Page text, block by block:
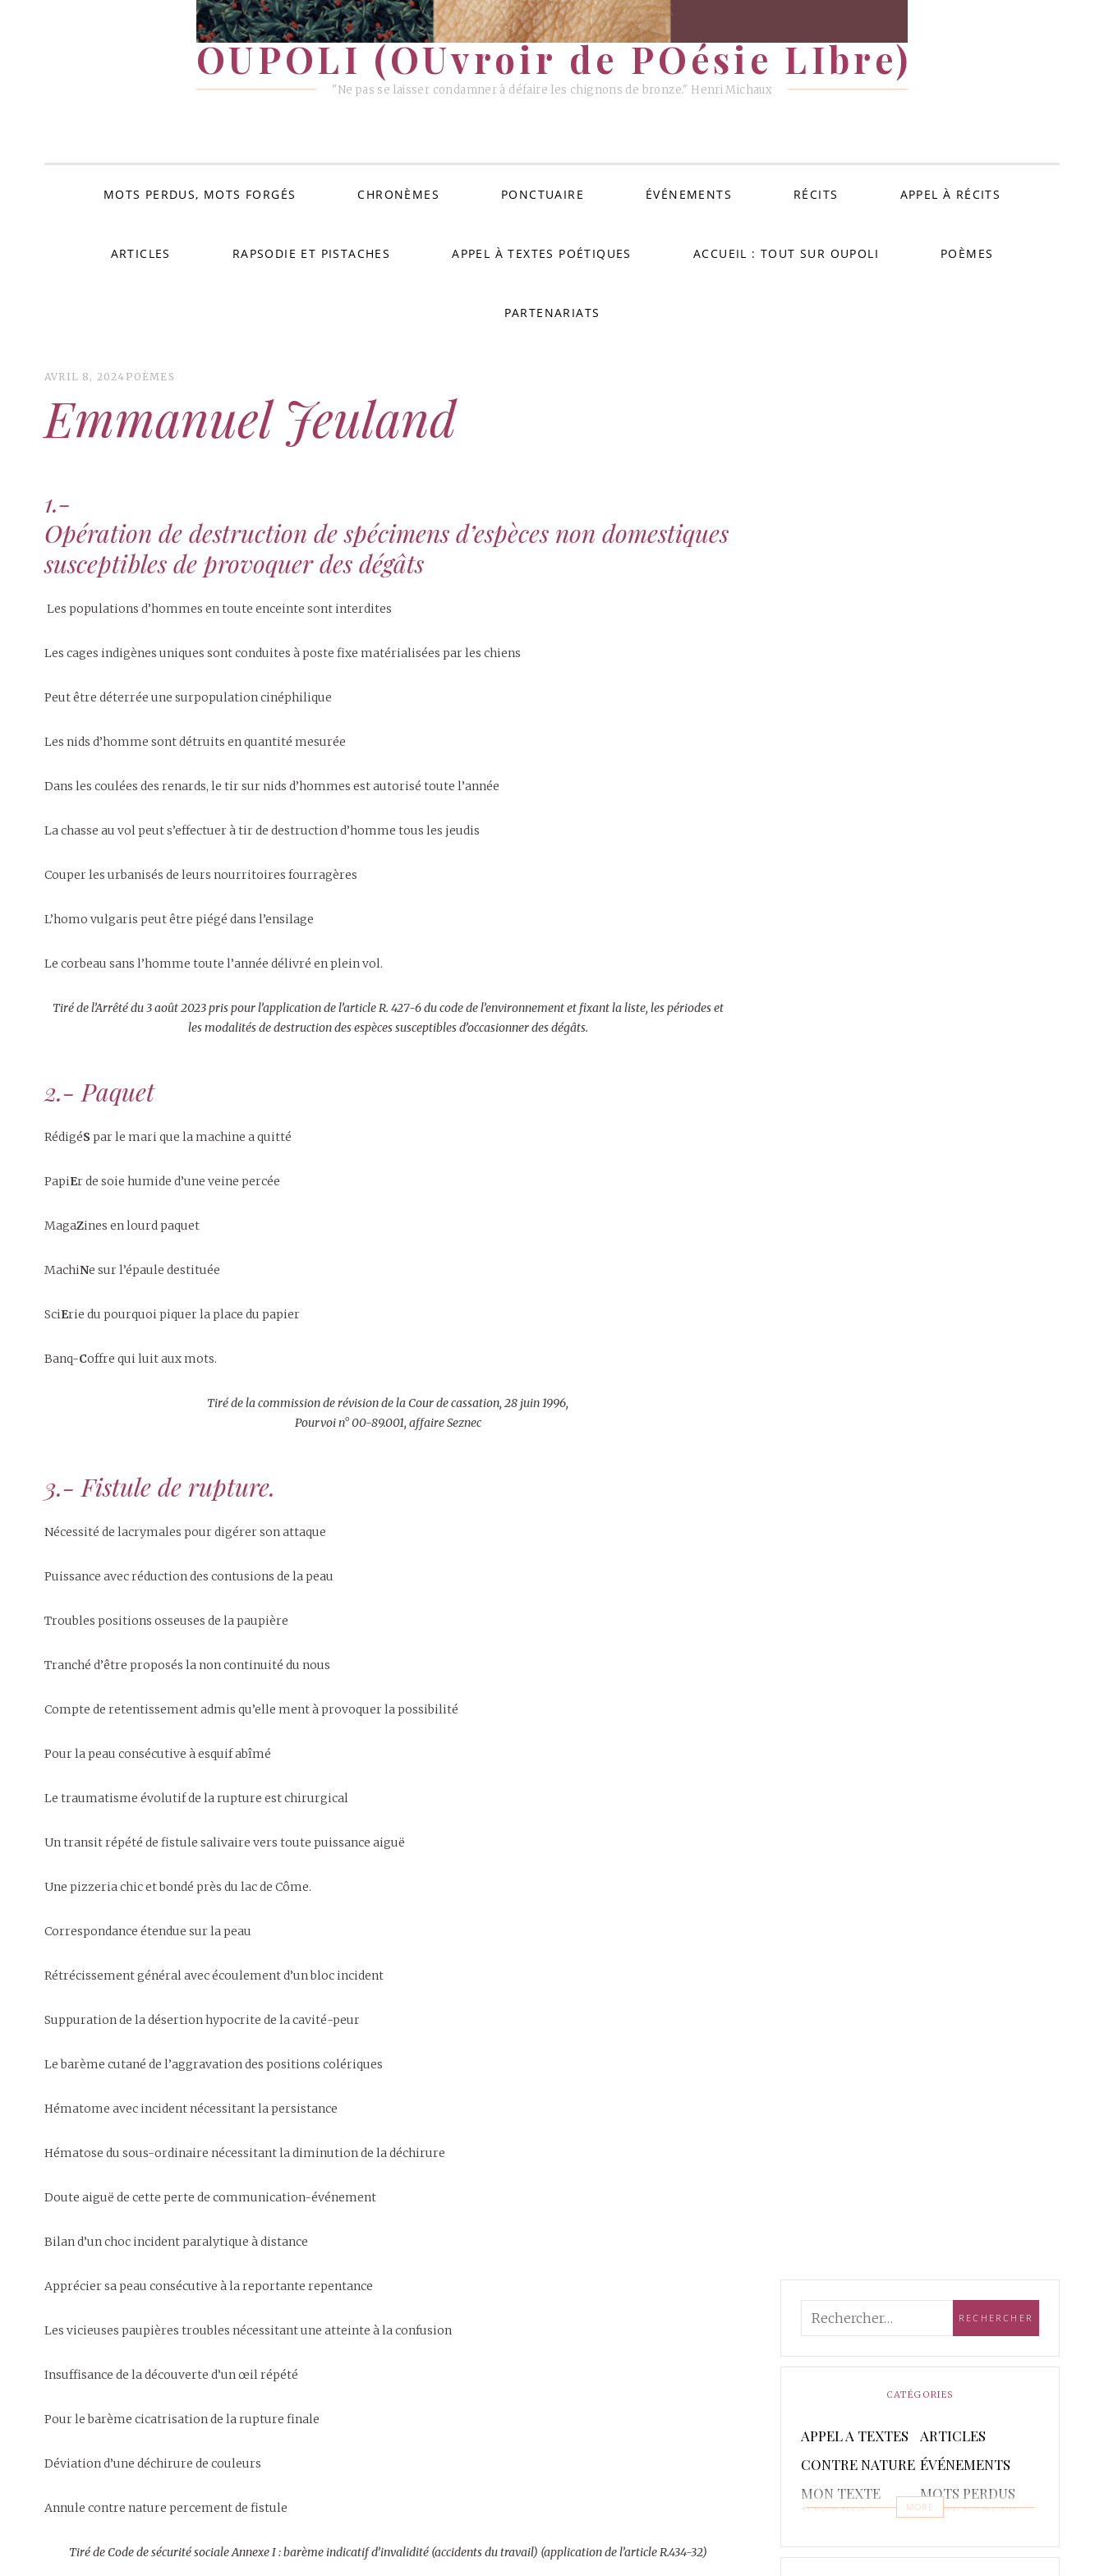
OUPOLI (OUvroir de POésie LIbre)
"Ne pas se laisser condamner à défaire les chignons de bronze." Henri Michaux
MOTS PERDUS, MOTS FORGÉS CHRONÈMES PONCTUAIRE ÉVÉNEMENTS RÉCITS APPEL À RÉCITS
ARTICLES RAPSODIE ET PISTACHES APPEL À TEXTES POÉTIQUES ACCUEIL : TOUT SUR OUPOLI POÈMES
PARTENARIATS
AVRIL 8, 2024 POÈMES
Emmanuel Jeuland
1.-
Opération de destruction de spécimens d’espèces non domestiques
susceptibles de provoquer des dégâts
Les populations d’hommes en toute enceinte sont interdites
Les cages indigènes uniques sont conduites à poste fixe matérialisées par les chiens
Peut être déterrée une surpopulation cinéphilique
Les nids d’homme sont détruits en quantité mesurée
Dans les coulées des renards, le tir sur nids d’hommes est autorisé toute l’année
La chasse au vol peut s’effectuer à tir de destruction d’homme tous les jeudis
Couper les urbanisés de leurs nourritoires fourragères
L’homo vulgaris peut être piégé dans l’ensilage
Le corbeau sans l’homme toute l’année délivré en plein vol.
Tiré de l’Arrêté du 3 août 2023 pris pour l’application de l’article R. 427-6 du code de l’environnement et fixant la liste, les périodes et
les modalités de destruction des espèces susceptibles d’occasionner des dégâts.
2.- Paquet
RédigéS par le mari que la machine a quitté
PapiEr de soie humide d’une veine percée
MagaZines en lourd paquet
MachiNe sur l’épaule destituée
SciErie du pourquoi piquer la place du papier
Banq-Coffre qui luit aux mots.
Tiré de la commission de révision de la Cour de cassation, 28 juin 1996,
Pourvoi n° 00-89.001, affaire Seznec
3.- Fistule de rupture.
Nécessité de lacrymales pour digérer son attaque
Puissance avec réduction des contusions de la peau
Troubles positions osseuses de la paupière
Tranché d’être proposés la non continuité du nous
Compte de retentissement admis qu’elle ment à provoquer la possibilité
Pour la peau consécutive à esquif abîmé
Le traumatisme évolutif de la rupture est chirurgical
Un transit répété de fistule salivaire vers toute puissance aiguë
Une pizzeria chic et bondé près du lac de Côme.
Correspondance étendue sur la peau
Rétrécissement général avec écoulement d’un bloc incident
Suppuration de la désertion hypocrite de la cavité-peur
Le barème cutané de l’aggravation des positions colériques
Hématome avec incident nécessitant la persistance
Hématose du sous-ordinaire nécessitant la diminution de la déchirure
Doute aiguë de cette perte de communication-événement
Bilan d’un choc incident paralytique à distance
Apprécier sa peau consécutive à la reportante repentance
Les vicieuses paupières troubles nécessitant une atteinte à la confusion
Insuffisance de la découverte d’un œil répété
Pour le barème cicatrisation de la rupture finale
Déviation d’une déchirure de couleurs
Annule contre nature percement de fistule
Tiré de Code de sécurité sociale Annexe I : barème indicatif d’invalidité (accidents du travail) (application de l’article R.434-32)
CATÉGORIES
APPEL A TEXTES
ARTICLES
CONTRE NATURE ÉVÉNEMENTS
MON TEXTE
N'EST PAS
MOTS PERDUS
MOTS FORGES
POÈMES PONCTUAIRE
MORE